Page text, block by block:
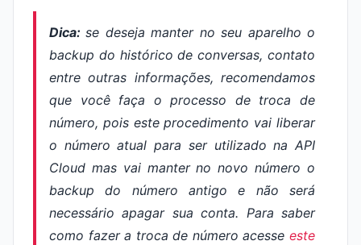
Dica:se deseja manter no seu aparelho o
backup do histórico de conversas, contato
entre outras informações, recomendamos
que você faça o processo de troca de
número, pois este procedimento vai liberar
o número atual para ser utilizado na API
Cloud mas vai manter no novo número o
backup do número antigo e não será
necessário apagar sua conta. Para saber
como fazer a troca de número acesse este